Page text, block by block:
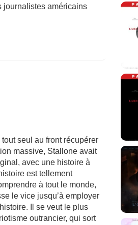
journalistes américains
seul au front récupérer
massive, Stallone avait
avec une histoire à
est tellement
à tout le monde,
le vice jusqu’à employer
Il se veut le plus
outrancier, qui sort